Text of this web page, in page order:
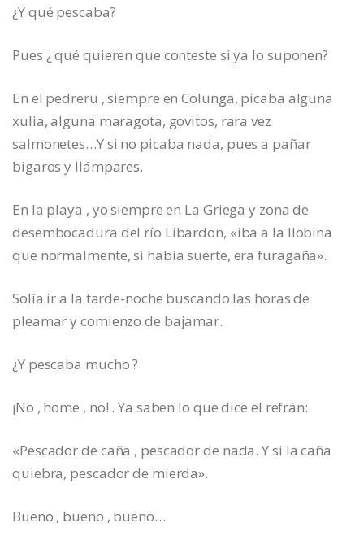
¿Y qué pescaba?
Pues ¿ qué quieren que conteste si ya lo suponen?
En el pedreru , siempre en Colunga, picaba alguna
xulia, alguna maragota, govitos, rara vez
salmonetes…Y si no picaba nada, pues a pañar
bigaros y llámpares.
En la playa , yo siempre en La Griega y zona de
desembocadura del río Libardon, «iba a la llobina
que normalmente, si había suerte, era furagaña».
Solía ir a la tarde-noche buscando las horas de
pleamar y comienzo de bajamar.
¿Y pescaba mucho ?
¡No , home , no! . Ya saben lo que dice el refrán:
«Pescador de caña , pescador de nada. Y si la caña
quiebra, pescador de mierda».
Bueno , bueno , bueno…